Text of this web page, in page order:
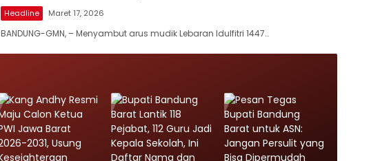
Headline Maret 17, 2026
BANDUNG-GMN, – Menyambut arus mudik Lebaran Idulfitri 1447…